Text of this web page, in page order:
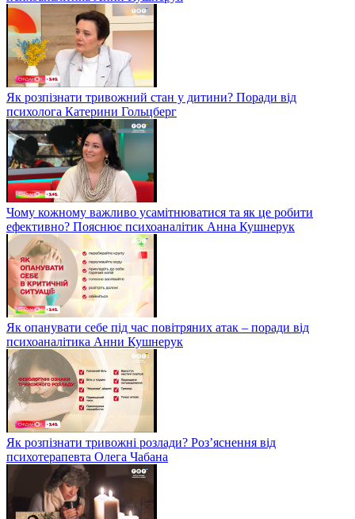
Як розпізнати тривожний стан у дитини? Поради від
психолога Катерини Гольцберг
Чому кожному важливо усамітнюватися та як це робити
ефективно? Пояснює психоаналітик Анна Кушнерук
Як опанувати себе під час повітряних атак – поради від
психоаналітика Анни Кушнерук
Як розпізнати тривожні розлади? Роз’яснення від
психотерапевта Олега Чабана